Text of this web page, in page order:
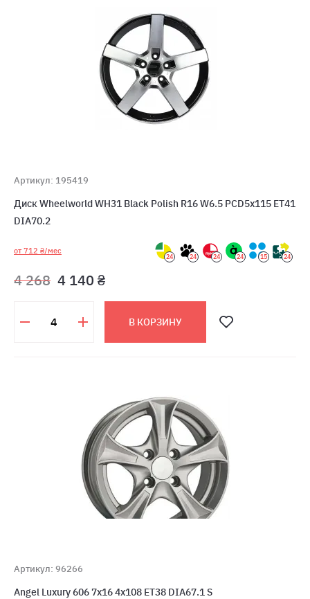
Артикул: 195419
Диск Wheelworld WH31 Black Polish R16 W6.5 PCD5x115 ET41
DIA70.2
от 712 ₴/мес
24 24 24 24 15 24
4 268 4 140 ₴
В КОРЗИНУ
Артикул: 96266
Angel Luxury 606 7x16 4x108 ET38 DIA67.1 S